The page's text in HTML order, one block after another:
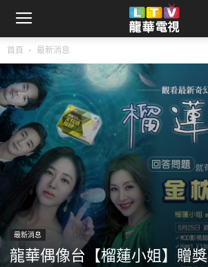
首頁 最新消息
最新消息
龍華偶像台【榴蓮小姐】贈